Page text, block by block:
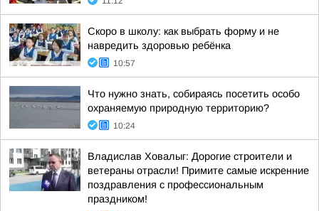
Скоро в школу: как выбрать форму и не
навредить здоровью ребёнка
10:57
Что нужно знать, собираясь посетить особо
охраняемую природную территорию?
10:24
Владислав Ховалыг: Дорогие строители и
ветераны отрасли! Примите самые искренние
поздравления с профессиональным
праздником!